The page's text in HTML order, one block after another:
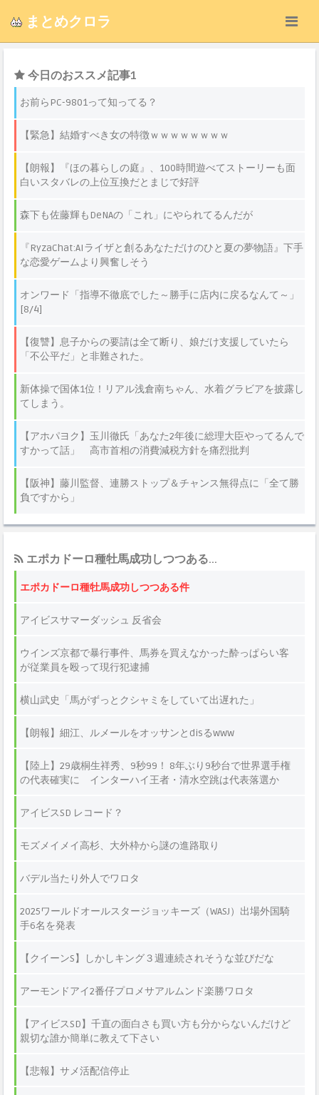
まとめクロラ
エポカドーロ種牡馬成功しつつある...
エポカドーロ種牡馬成功しつつある件
アイビスサマーダッシュ 反省会
ウインズ京都で暴行事件、馬券を買えなかった酔っぱらい客
が従業員を殴って現行犯逮捕
横山武史「馬がずっとクシャミをしていて出遅れた」
【朗報】細江、ルメールをオッサンとdisるwww
【陸上】29歳桐生祥秀、9秒99！ 8年ぶり9秒台で世界選手権
の代表確実に インターハイ王者・清水空跳は代表落選か
アイビスSD レコード？
モズメイメイ高杉、大外枠から謎の進路取り
バデル当たり外人でワロタ
2025ワールドオールスタージョッキーズ（WASJ）出場外国騎
手6名を発表
【クイーンS】しかしキング３週連続されそうな並びだな
アーモンドアイ2番仔プロメサアルムンド楽勝ワロタ
【アイビスSD】千直の面白さも買い方も分からないんだけど
親切な誰か簡単に教えて下さい
【悲報】サメ活配信停止